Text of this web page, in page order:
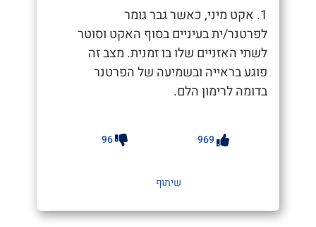
1. אקט מיני, כאשר גבר גומר
לפרטנר/ית בעיניים בסוף האקט וסוטר
לשתי האזניים שלו בו זמנית. מצב זה
פוגע בראייה ובשמיעה של הפרטנר
בדומה לרימון הלם.
969
96
שיתוף